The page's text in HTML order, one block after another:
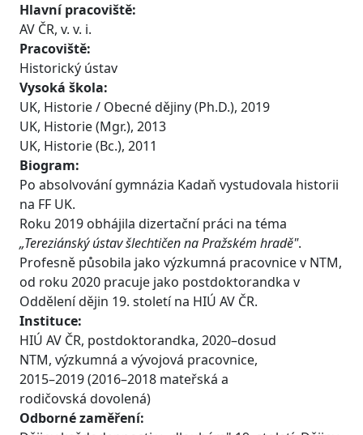
Hlavní pracoviště:
AV ČR, v. v. i.
Pracoviště:
Historický ústav
Vysoká škola:
UK, Historie / Obecné dějiny (Ph.D.), 2019
UK, Historie (Mgr.), 2013
UK, Historie (Bc.), 2011
Biogram:
Po absolvování gymnázia Kadaň vystudovala historii
na FF UK.
Roku 2019 obhájila dizertační práci na téma
„Tereziánský ústav šlechtičen na Pražském hradě".
Profesně působila jako výzkumná pracovnice v NTM,
od roku 2020 pracuje jako postdoktorandka v
Oddělení dějin 19. století na HIÚ AV ČR.
Instituce:
HIÚ AV ČR, postdoktorandka, 2020–dosud
NTM, výzkumná a vývojová pracovnice,
2015–2019 (2016–2018 mateřská a
rodičovská dovolená)
Odborné zaměření: